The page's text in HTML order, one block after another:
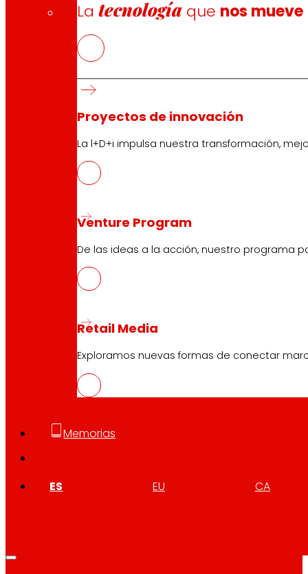
Latecnología que nos mueve
Proyectos de innovación
La l+D+i impulsa nuestra transformación,
Venture Program
De las ideas a la acción, nuestro programa
Retail Media
Exploramos nuevas formas de conectar
Memorias
ES EU CA
Síguenos